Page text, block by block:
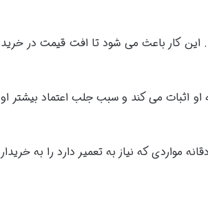
این کار باعث می شود تا افت قیمت در خرید
او اثبات می کند و سبب جلب اعتماد بیشتر او
مواردی که نیاز به تعمیر دارد را به خریدار